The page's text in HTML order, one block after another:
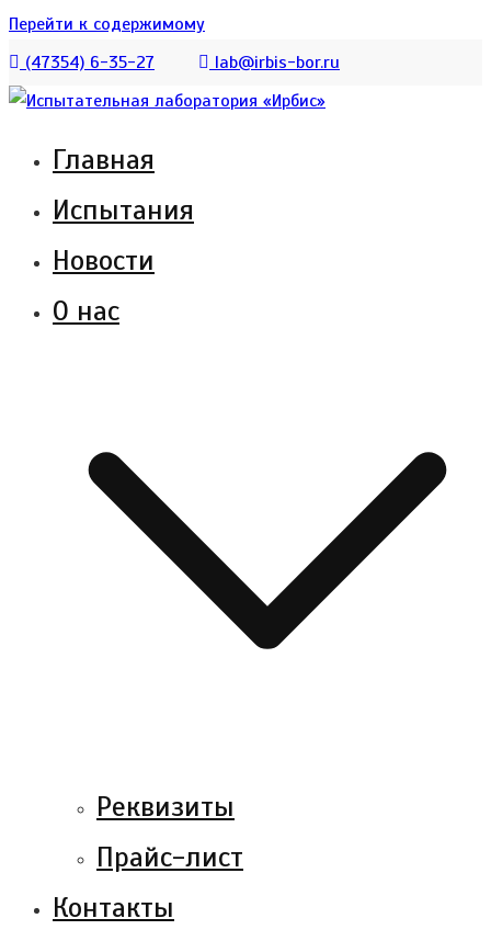
Перейти к содержимому
(47354) 6-35-27
lab@irbis-bor.ru
Испытательная лаборатория
«Ирбис»
Испытательная лаборатория АО «Ирбис»
создана для испытания котельного
оборудования и обеспечения полного
комплекса услуг по сертификации
Главная
Испытания
Новости
О нас
Реквизиты
Прайс-лист
Контакты